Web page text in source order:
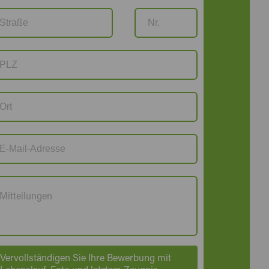
Vervollständigen Sie Ihre Bewerbung mit